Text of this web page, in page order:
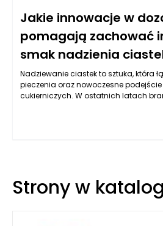
Jakie innowacje w
pomagają zachować
smak nadzienia
Nadziewanie ciastek to sztuka, która
pieczenia oraz nowoczesne
cukierniczych. W ostatnich latach
nadzienia, co z kolei przekłada się na
składników oraz wyjątkowe doznania
Strony w